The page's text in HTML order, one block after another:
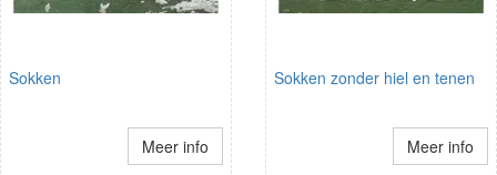
Sokken
Meer info
Sokken zonder hiel en tenen
Meer info